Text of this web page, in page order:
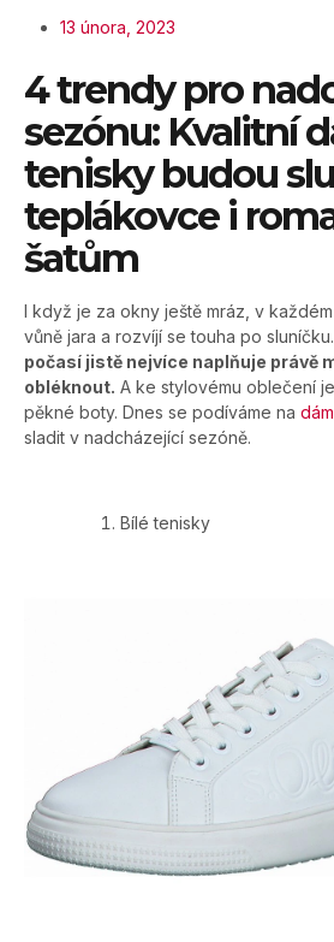
13 února, 2023
4 trendy pro
sezónu: Kvalitní
tenisky budou
teplákovce i
šatům
I když je za okny ještě mráz, v
vůně jara a rozvíjí se touha po sluníčku.
počasí jistě nejvíce naplňuje právě
obléknout. A ke stylovému oblečení
pěkné boty. Dnes se podíváme na
sladit v nadcházející sezóně.
Bílé tenisky